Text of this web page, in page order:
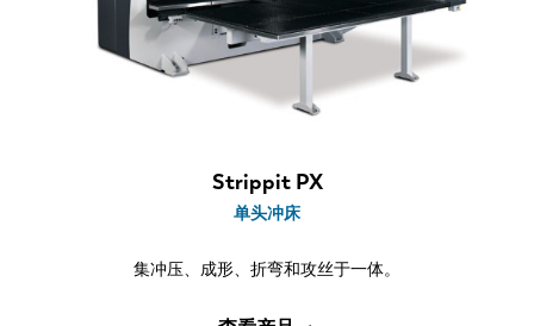
冲裁力度
20 ton
可编程浮动夹钳
折弯高度最大 75 mm
Strippit PX
单头冲床
集冲压、成形、折弯和攻丝于一体。
行业和解决方案